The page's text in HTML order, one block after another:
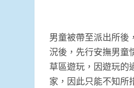
男童被帶至派出所後
況後，先行安撫男童
草區遊玩，因遊玩的
家，因此只能不知所